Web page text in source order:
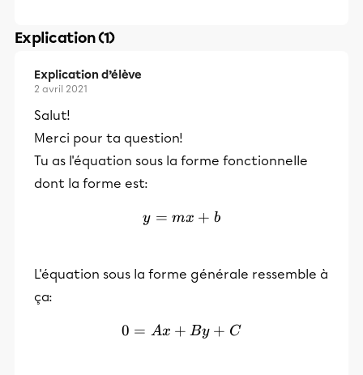
Explication (1)
Explication d’élève
2 avril 2021
Salut!
Merci pour ta question!
Tu as l'équation sous la forme fonctionnelle
dont la forme est:
y=mx+b
y = mx + b
L'équation sous la forme générale ressemble à
ça:
0=Ax+By+C
0 = Ax + By + C